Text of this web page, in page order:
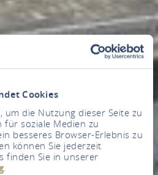
Cookies
um die Nutzung dieser Seite zu
für soziale Medien zu
besseres Browser-Erlebnis zu
können Sie jederzeit
finden Sie in unserer
.